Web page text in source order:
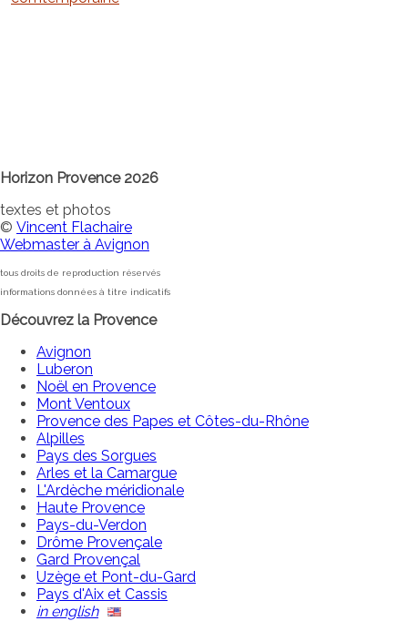
Horizon Provence 2026
textes et photos
© Vincent Flachaire
Webmaster à Avignon
tous droits de reproduction réservés
informations données à titre indicatifs
Découvrez la Provence
Avignon
Luberon
Noël en Provence
Mont Ventoux
Provence des Papes et Côtes-du-Rhône
Alpilles
Pays des Sorgues
Arles et la Camargue
L'Ardèche méridionale
Haute Provence
Pays-du-Verdon
Drôme Provençale
Gard Provençal
Uzège et Pont-du-Gard
Pays d'Aix et Cassis
in english